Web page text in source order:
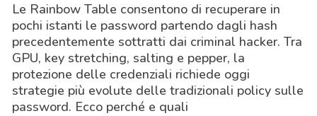
Le Rainbow Table consentono di recuperare in
pochi istanti le password partendo dagli hash
precedentemente sottratti dai criminal hacker. Tra
GPU, key stretching, salting e pepper, la
protezione delle credenziali richiede oggi
strategie più evolute delle tradizionali policy sulle
password. Ecco perché e quali